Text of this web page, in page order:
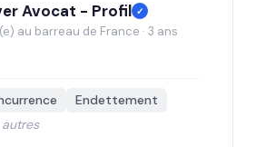
Avocat - Profil ✓
au barreau de France · 3 ans
Endettement
autres